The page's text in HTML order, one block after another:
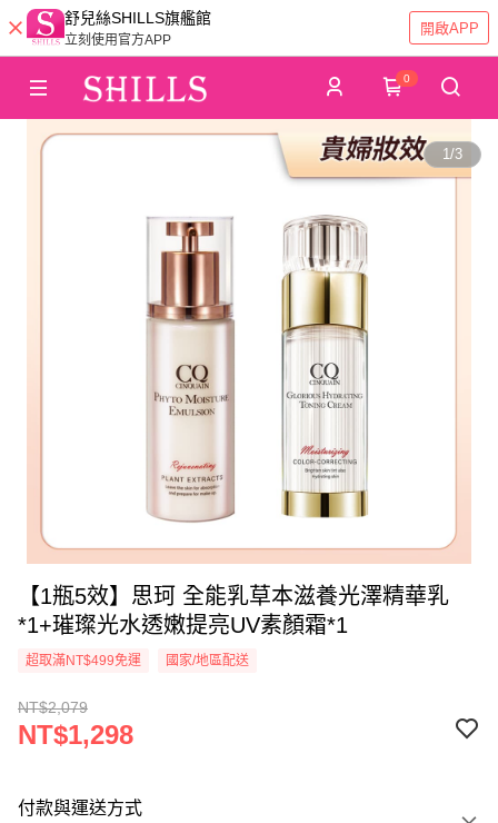
舒兒絲SHILLS旗艦館
立刻使用官方APP
開啟APP
0
1/3
【1瓶5效】思珂 全能乳草本滋養光澤精華乳
*1+璀璨光水透嫩提亮UV素顏霜*1
超取滿NT$499免運 國家/地區配送
NT$2,079
NT$1,298
付款與運送方式